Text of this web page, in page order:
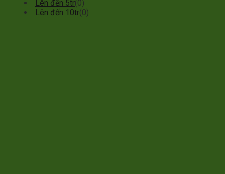
Lên đến 5tr(0)
Lên đến 10tr(0)